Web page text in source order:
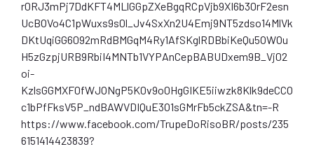
r0RJ3mPj7DdKFT4MLlGGpZXeBgqRCpVjb9XI6b30rF2esn
UcBOVo4C1pWuxs9s0l_Jv4SxXn2U4Emj9NT5zdso14MlVk
DKtUqiGG6092mRdBMGqM4Ry1AfSKglRDBbiKeQu5OWOu
H5zGzpjURB9RbiI4MNTb1VYPAnCepBABUDxem9B_Vj02
oi-
KzlsGGMXF0fWJONgP5K0v9o0HgGIKE5iiwzk8Klk9deCCO
c1bPfFksV5P_ndBAWVDIQuE3O1sGMrFb5ckZSA&tn=-R
https://www.facebook.com/TrupeDoRisoBR/posts/235
6151414423839?